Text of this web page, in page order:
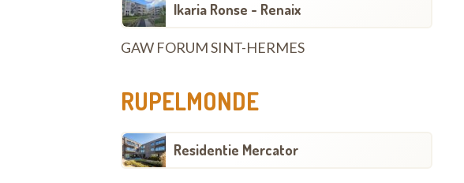
Ikaria Ronse - Renaix
GAW FORUM SINT-HERMES
RUPELMONDE
Residentie Mercator